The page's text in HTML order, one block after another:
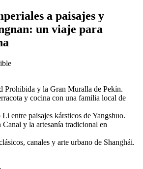
a paisajes y
un viaje para
Prohibida y la Gran Muralla de Pekín.
y cocina con una familia local de
entre paisajes kársticos de Yangshuo.
y la artesanía tradicional en
canales y arte urbano de Shanghái.